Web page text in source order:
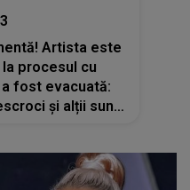
Artista este
procesul cu
fost evacuată:
și alții sunt